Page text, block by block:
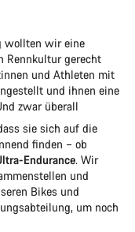
wollten wir eine
Rennkultur gerecht
und Athleten mit
und ihnen eine
zwar überall
sie sich auf die
finden – ob
Endurance. Wir
und
Bikes und
um noch